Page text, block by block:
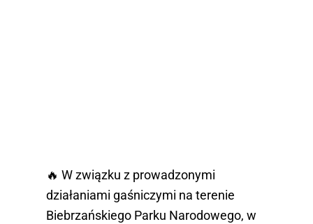
🔥 W związku z prowadzonymi
działaniami gaśniczymi na terenie
Biebrzańskiego Parku Narodowego, w